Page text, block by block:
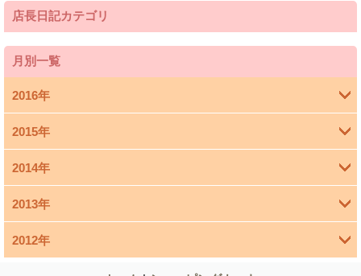
店長日記カテゴリ
月別一覧
2016年
4月 (1)
2015年
3月 (1)
1月 (1)
2014年
11月 (4)
10月 (5)
2013年
12月 (1)
2012年